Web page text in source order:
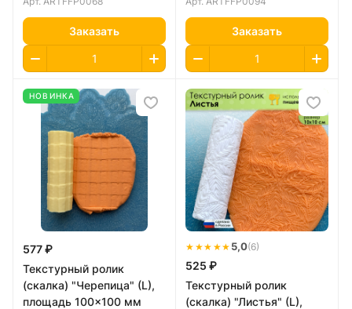
Заказать Заказать
НОВИНКА
577 ₽
Текстурный ролик
(скалка) "Черепица" (L),
площадь 100x100 мм
★★★★★ 5,0(6)
525 ₽
Текстурный ролик
(скалка) "Листья" (L),